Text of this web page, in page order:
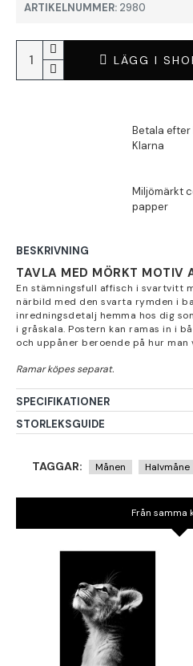
ARTIKELNUMMER: 2980
LÄGG I
BESKRIVNING
TAVLA MED MÖRKT MOTIV
En stämningsfull affisch i svartvitt
närbild med den svarta rymden i
inredningsdetalj hemma hos dig
i gråskala. Postern kan ramas in i
och uppåner beroende på hur
SPECIFIKATIONER
STORLEKSGUIDE
TAGGAR: Månen Halvmåne
Från samma